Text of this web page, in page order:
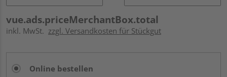
vue.ads.priceMerchantBox.total
inkl. MwSt. zzgl. Versandkosten für Stückgut
Online bestellen